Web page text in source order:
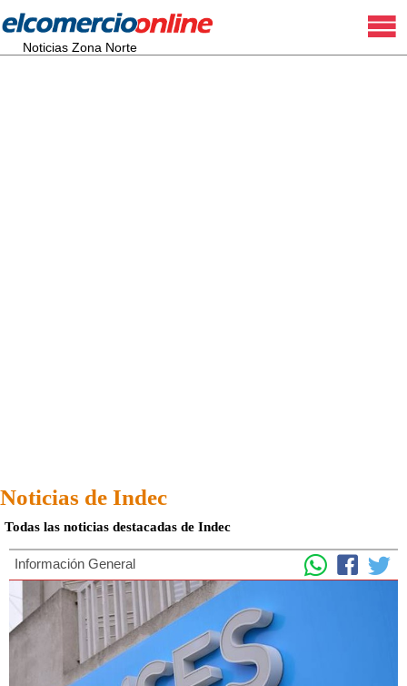
Noticias Zona Norte
Noticias de Indec
Todas las noticias destacadas de Indec
Información General